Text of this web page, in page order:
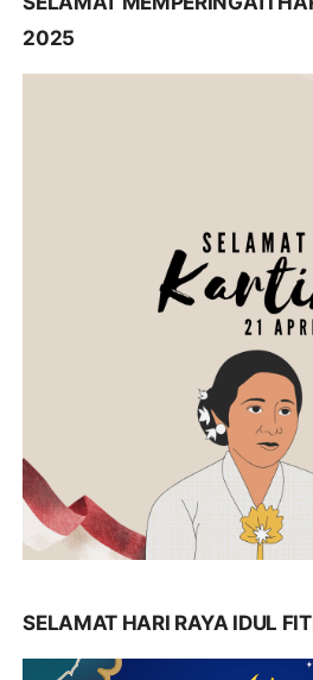
2025
SELAMAT HARI RAYA IDUL